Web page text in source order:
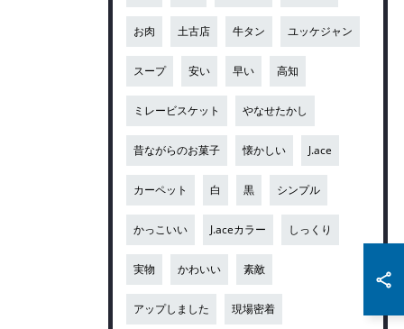
お肉 土古店 牛タン ユッケジャン
スープ 安い 早い 高知
ミレービスケット やなせたかし
昔ながらのお菓子 懐かしい J.ace
カーペット 白 黒 シンプル
かっこいい J.aceカラー しっくり
実物 かわいい 素敵
アップしました 現場密着